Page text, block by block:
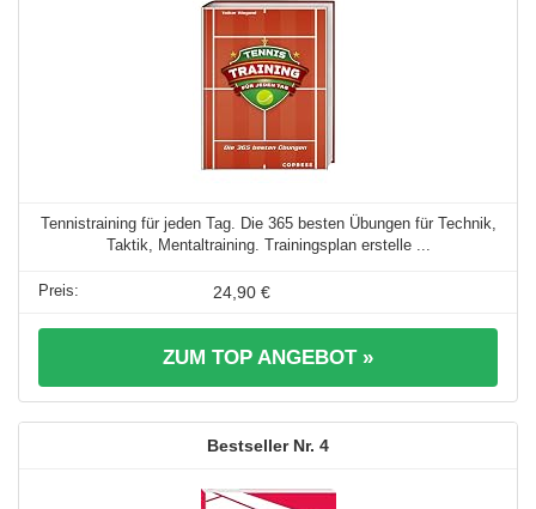
Tennistraining für jeden Tag. Die 365 besten Übungen für Technik,
Taktik, Mentaltraining. Trainingsplan erstelle ...
24,90 €
ZUM TOP ANGEBOT »
4